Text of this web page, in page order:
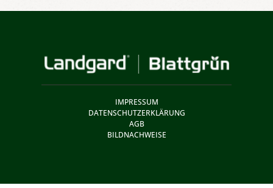
IMPRESSUM
DATENSCHUTZERKLÄRUNG
AGB
BILDNACHWEISE